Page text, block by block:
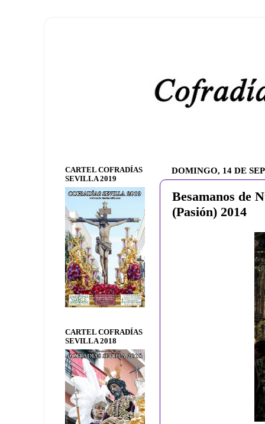
DOMINGO, 14 DE
Besamanos de
(Pasión) 2014
CARTEL COFRADÍAS
SEVILLA 2019
CARTEL COFRADÍAS
SEVILLA 2018